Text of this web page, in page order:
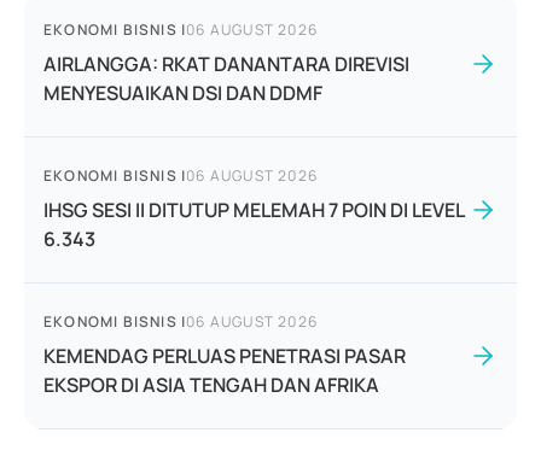
EKONOMI BISNIS |06 AUGUST 2026
AIRLANGGA: RKAT DANANTARA DIREVISI
MENYESUAIKAN DSI DAN DDMF
EKONOMI BISNIS |06 AUGUST 2026
IHSG SESI II DITUTUP MELEMAH 7 POIN DI LEVEL
6.343
EKONOMI BISNIS |06 AUGUST 2026
KEMENDAG PERLUAS PENETRASI PASAR
EKSPOR DI ASIA TENGAH DAN AFRIKA